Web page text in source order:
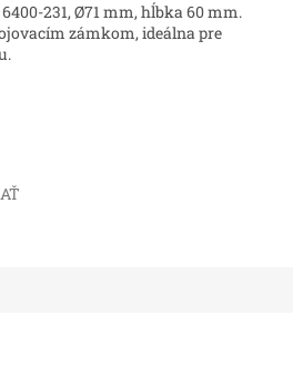
231, Ø71 mm, hĺbka 60 mm.
zámkom, ideálna pre